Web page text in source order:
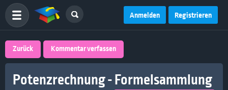
Anmelden Registrieren
Zurück Kommentar verfassen
Potenzrechnung - Formelsammlung